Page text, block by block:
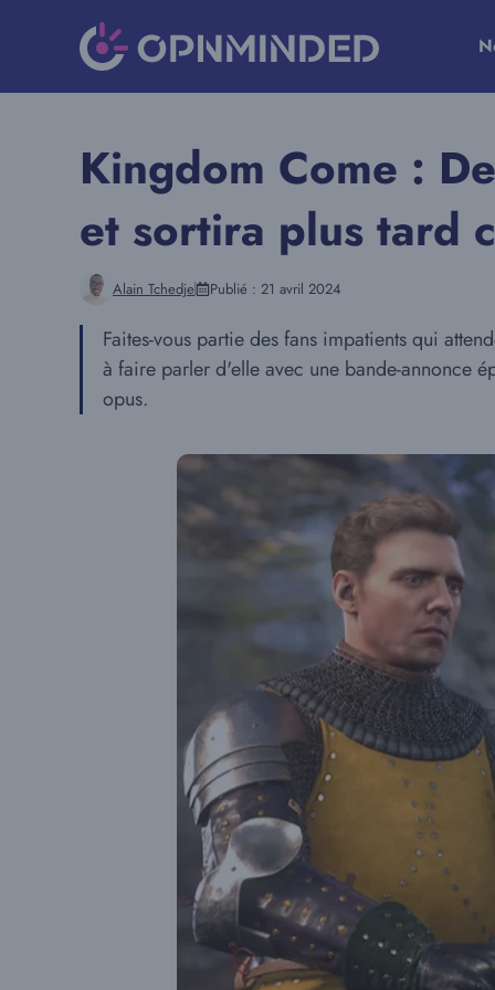
Kingdom Come :
et sortira plus tard
Alain Tchedje Publié : 21 avril 2024
Faites-vous partie des fans impatients qui
à faire parler d'elle avec une bande-annonce
opus.